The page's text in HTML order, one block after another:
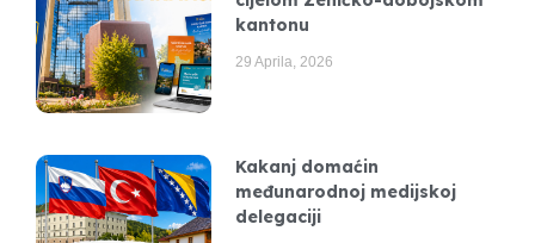
kantonu
29 Aprila, 2026
Kakanj domaćin
međunarodnoj medijskoj
delegaciji